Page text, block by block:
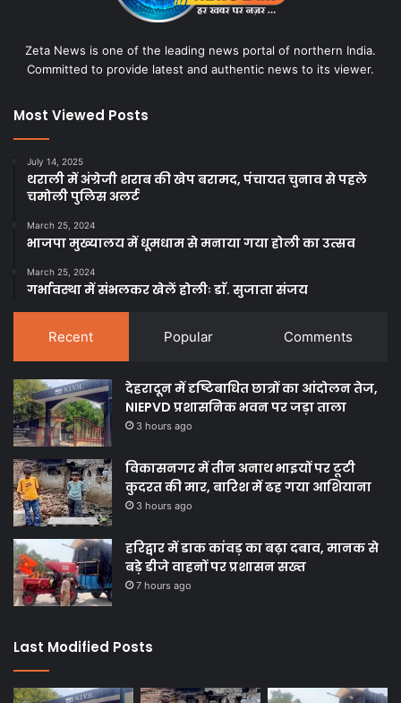
Zeta News is one of the leading news portal of northern India.
Committed to provide latest and authentic news to its viewer.
Most Viewed Posts
July 14, 2025
थराली में अंग्रेजी शराब की खेप बरामद, पंचायत चुनाव से पहले
चमोली पुलिस अलर्ट
March 25, 2024
भाजपा मुख्यालय में धूमधाम से मनाया गया होली का उत्सव
March 25, 2024
गर्भावस्था में संभलकर खेलें होलीः डाॅ. सुजाता संजय
Recent Popular Comments
देहरादून में दृष्टिबाधित छात्रों का आंदोलन तेज,
NIEPVD प्रशासनिक भवन पर जड़ा ताला
3 hours ago
विकासनगर में तीन अनाथ भाइयों पर टूटी
कुदरत की मार, बारिश में ढह गया आशियाना
3 hours ago
हरिद्वार में डाक कांवड़ का बढ़ा दबाव, मानक से
बड़े डीजे वाहनों पर प्रशासन सख्त
7 hours ago
Last Modified Posts